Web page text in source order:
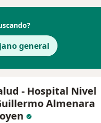
general
- Hospital Nivel
Almenara